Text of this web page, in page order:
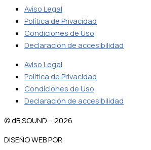
Aviso Legal
Política de Privacidad
Condiciones de Uso
Declaración de accesibilidad
Aviso Legal
Política de Privacidad
Condiciones de Uso
Declaración de accesibilidad
© dB SOUND – 2026
DISEÑO WEB POR